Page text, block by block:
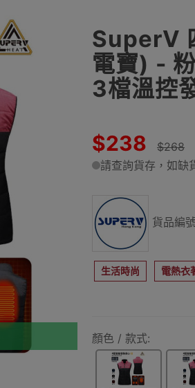
SuperV
電寶) -
3檔溫控
$238 $268
請查詢貨存，如缺
貨品編
生活時尚 電熱衣
顏色 / 款式: